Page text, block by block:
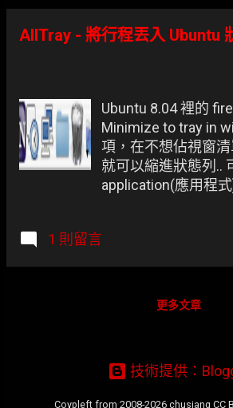
(height - title_height)
</draw_ops> 圖示
Ubuntu-tw 社群中
於這位高手只留下
就以路過為作者名..)
AllTray - 將行程丟入 Ubuntu
Ubuntu 8.04 裡的
Minimize to tray in
項，在不想佔視窗
就可以縮進狀態列..
application(應用程
1 則留言
更多文章
技術提供：
Coypleft from 2008-2026 chusiang CC